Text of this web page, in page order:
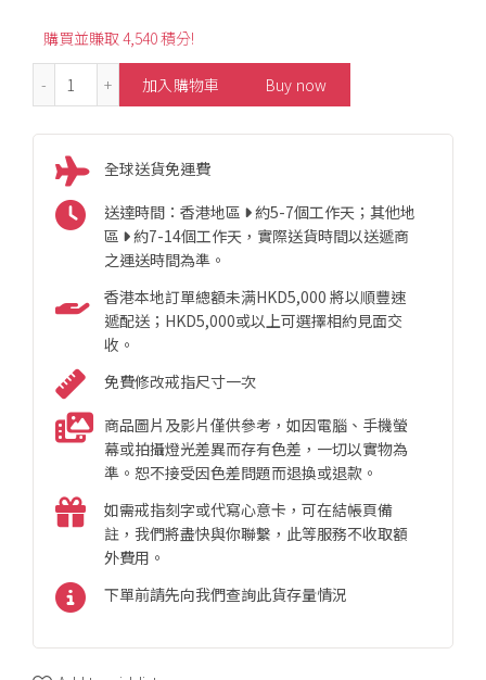
購買並賺取 4,540 積分!
1.89ct Elegant Oval-Shaped Rubellite Ring 數量
加入購物車 Buy now
全球送貨免運費
送達時間：香港地區
約5-7個工作天；其他地
區
約7-14個工作天，實際送貨時間以送遞商
之運送時間為準。
香港本地訂單總額未满HKD5,000 將以順豐速
遞配送；HKD5,000或以上可選擇相約見面交
收。
免費修改戒指尺寸一次
商品圖片及影片僅供參考，如因電腦、手機螢
幕或拍攝燈光差異而存有色差，一切以實物為
準。恕不接受因色差問題而退換或退款。
如需戒指刻字或代寫心意卡，可在結帳頁備
註，我們將盡快與你聯繫，此等服務不收取額
外費用。
下單前請先向我們查詢此貨存量情況